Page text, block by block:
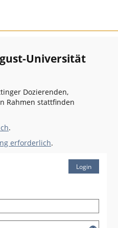
Universität
Dozierenden,
Rahmen stattfinden
.
erforderlich.
Login